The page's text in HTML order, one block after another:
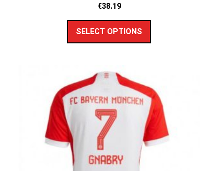
€38.19
SELECT OPTIONS